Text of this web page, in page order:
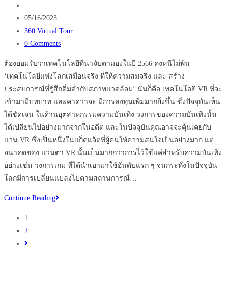
กับ
การ
พัฒนา
author:
Post
published:
05/16/2023
Post
category:
360 Virtual Tour
Post
0 Comments
ต้องยอมรับว่าเทคโนโลยีที่น่าจับตามองในปี 2566 คงหนีไม่พ้น
‘เทคโนโลยีแห่งโลกเสมือนจริง ที่ให้ความสมจริง และ สร้าง
ประสบการณ์ที่รู้สึกดื่มด่ำกับสภาพแวดล้อม’ นั่นก็คือ เทคโนโลยี VR ที่จะ
เข้ามามีบทบาท และคาดว่าจะ มีการลงทุนเพิ่มมากยิ่งขึ้น ซึ่งปัจจุบันเห็น
ได้ชัดเจน ในด้านอุตสาหกรรมความบันเทิง วงการของความบันเทิงนั้น
ได้เปลี่ยนไปอย่างมากจากในอดีต และในปัจจุบันคุณอาจจะคุ้นเคยกับ
แว่น VR ซึ่งเป็นหนึ่งในแก็ดแจ็ตที่ผู้คนให้ความสนใจเป็นอย่างมาก แต่
อนาคตของ แว่นตา VR นั้นเป็นมากกว่าการไว้ใช้แค่สำหรับความบันเทิง
อย่างเช่น วงการเกม ที่ได้นำเอามาใช้อันดับแรก ๆ จนกระทั่งในปัจจุบัน
โลกมีการเปลี่ยนแปลงไปตามสถานการณ์…
Continue Readingส่อง
1
2
Go